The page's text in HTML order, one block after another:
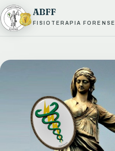
ABFF
FISIOTERAPIA FORENSE